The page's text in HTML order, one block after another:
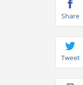
Share
Tweet